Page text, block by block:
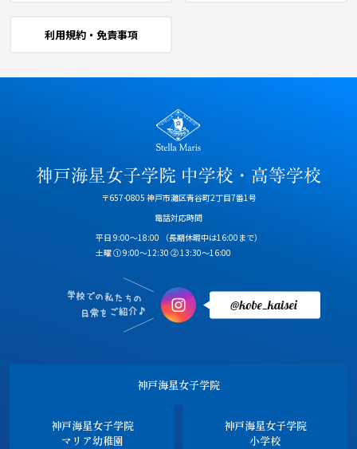
利用規約・免責事項
〒657-0805 神戸市灘区青谷町2丁目7番1号
電話対応時間
平日 9:00～18:00
（長期休暇中は16:00まで）
土曜 ① 9:00～12:30 ② 13:30～16:00
神戸海星女子学院
神戸海星女子学院
マリア幼稚園
神戸海星女子学院
小学校